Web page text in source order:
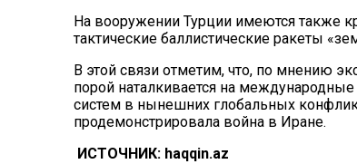
На вооружении Турции имеются также
тактические баллистические ракеты
В этой связи отметим, что, по мнению
порой наталкивается на
систем в нынешних глобальных
продемонстрировала война в Иране.
ИСТОЧНИК: haqqin.az